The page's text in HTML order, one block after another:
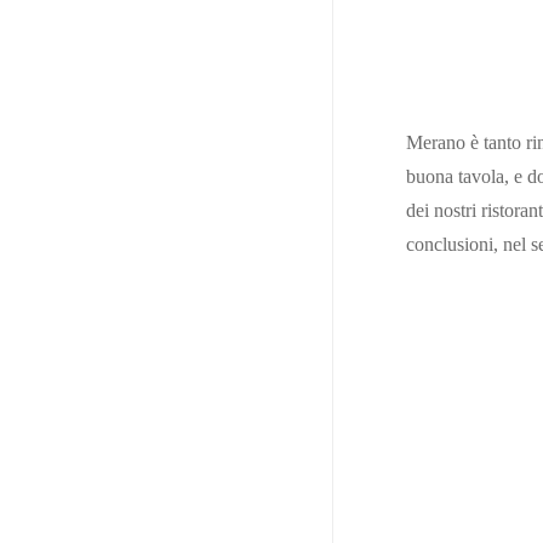
Merano è tanto
buona tavola, e
dei nostri
conclusioni, nel